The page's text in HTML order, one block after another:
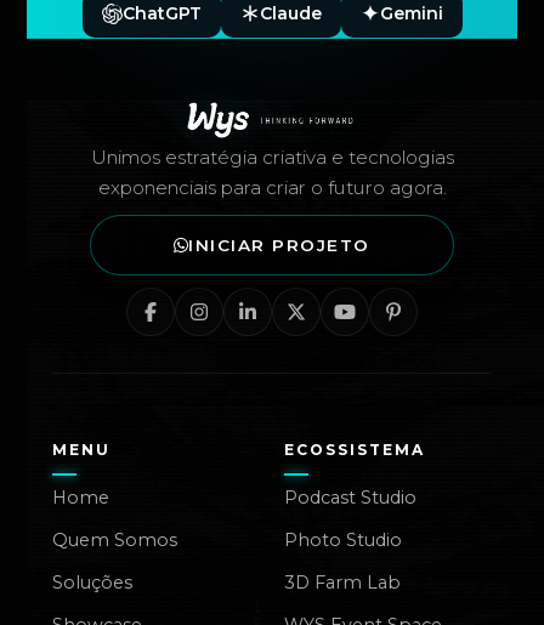
ChatGPT Claude Gemini
Unimos estratégia criativa e tecnologias
exponenciais para criar o futuro agora.
INICIAR PROJETO
MENU
Home
Quem Somos
Soluções
ECOSSISTEMA
Podcast Studio
Photo Studio
3D Farm Lab